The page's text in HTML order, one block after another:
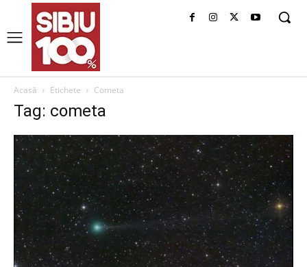
Acasă Etichete Cometa
Tag: cometa